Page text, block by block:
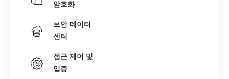
암호화
보안 데이터
센터
접근 제어 및
입증